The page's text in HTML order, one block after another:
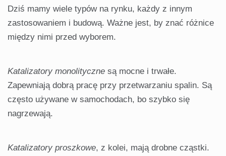
Dziś mamy wiele typów na rynku, każdy z innym
zastosowaniem i budową. Ważne jest, by znać różnice
między nimi przed wyborem.
Katalizatory monolityczne są mocne i trwałe.
Zapewniają dobrą pracę przy przetwarzaniu spalin. Są
często używane w samochodach, bo szybko się
nagrzewają.
Katalizatory proszkowe, z kolei, mają drobne cząstki.